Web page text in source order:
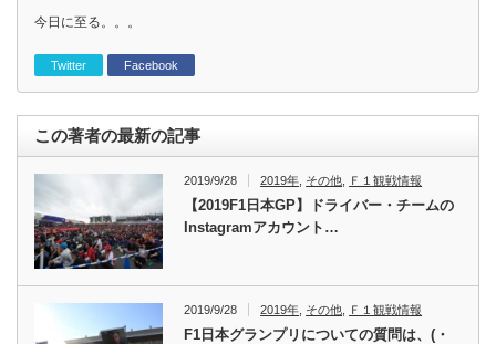
今日に至る。。。
Twitter Facebook
この著者の最新の記事
2019/9/28 2019年 その他 Ｆ１観戦情報
【2019F1日本GP】ドライバー・チームの
Instagramアカウント…
2019/9/28 2019年, その他, Ｆ１観戦情報
F1日本グランプリについての質問は、(・